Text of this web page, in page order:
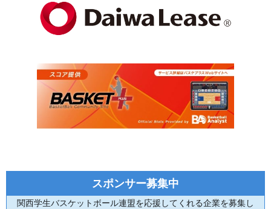
スポンサー募集中
関西学生バスケットボール連盟を応援してくれる企業を募集し